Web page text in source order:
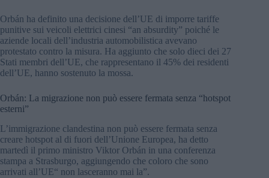
Orbán ha definito una decisione dell’UE di imporre tariffe
punitive sui veicoli elettrici cinesi “an absurdity” poiché le
aziende locali dell’industria automobilistica avevano
protestato contro la misura. Ha aggiunto che solo dieci dei 27
Stati membri dell’UE, che rappresentano il 45% dei residenti
dell’UE, hanno sostenuto la mossa.
Orbán: La migrazione non può essere fermata senza “hotspot
esterni”
L’immigrazione clandestina non può essere fermata senza
creare hotspot al di fuori dell’Unione Europea, ha detto
martedì il primo ministro Viktor Orbán in una conferenza
stampa a Strasburgo, aggiungendo che coloro che sono
arrivati all’UE“ non lasceranno mai la”.